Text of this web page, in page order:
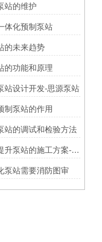
站的维护
体化预制泵站
的未来趋势
的功能和原理
站设计开发-思源泵站
制泵站的作用
站的调试和检验方法
一体化污水提升泵站的施工方案-思源
泵站需要消防图审